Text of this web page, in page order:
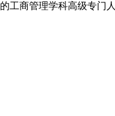
工商管理学科高级专门人